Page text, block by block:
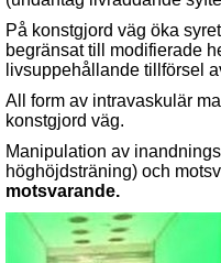
På konstgjord väg öka
begränsat till modifierade
livsuppehållande tillförsel
All form av intravaskulär
konstgjord väg.
Manipulation av
höghöjdsträning) och
motsvarande.